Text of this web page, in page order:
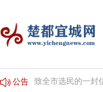
公告
致全市选民的一封信